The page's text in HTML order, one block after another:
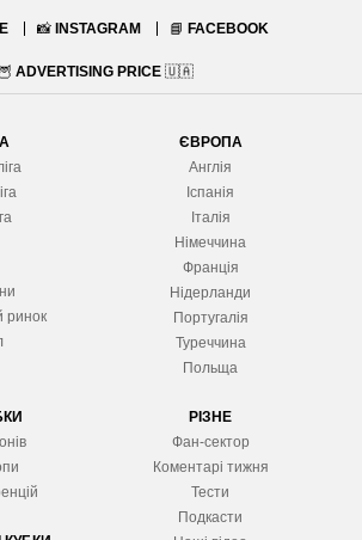
📸 INSTAGRAM 📘 FACEBOOK
ADVERTISING PRICE 🇺🇦
ринок
ЄВРОПА
Англія
Іспанія
Італія
Німеччина
Франція
Нідерланди
Португалія
Туреччина
Польща
и
РІЗНЕ
Фан-сектор
Коментарі тижня
Тести
Подкасти